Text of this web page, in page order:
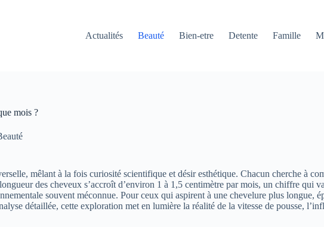
Actualités
Beauté Bien-etre Detente Famille
mois ?
mêlant à la fois curiosité scientifique et désir esthétique. Chacun cherche à
des cheveux s’accroît d’environ 1 à 1,5 centimètre par mois, un chiffre qui
souvent méconnue. Pour ceux qui aspirent à une chevelure plus longue,
détaillée, cette exploration met en lumière la réalité de la vitesse de pousse,